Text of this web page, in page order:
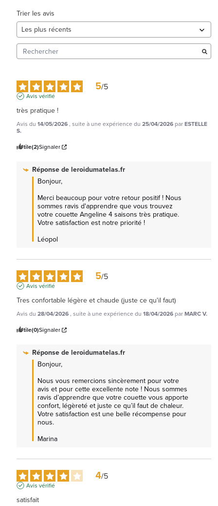
Trier les avis
5/5
Avis vérifié
très pratique !
Avis du 14/05/2026, suite à une expérience du 25/04/2026 parESTELLE
S.
Utile(2)Signaler
Réponse deleroidumatelas.fr
Bonjour,
Merci beaucoup pour votre retour positif ! Nous
sommes ravis d'apprendre que vous trouvez
votre couette Angeline 4 saisons très pratique.
Votre satisfaction est notre priorité !
Léopol
5/5
Avis vérifié
Tres confortable légère et chaude (juste ce qu'il faut)
Avis du 28/04/2026, suite à une expérience du 18/04/2026 parMARC V.
Utile(0)Signaler
Réponse deleroidumatelas.fr
Bonjour,
Nous vous remercions sincèrement pour votre
avis et pour cette excellente note ! Nous sommes
ravis d’apprendre que votre couette vous apporte
confort, légèreté et juste ce qu’il faut de chaleur.
Votre satisfaction est une belle récompense pour
nous.
Marina
4/5
Avis vérifié
satisfait